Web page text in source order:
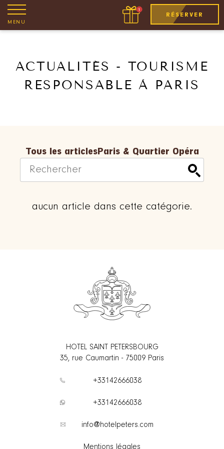
MENU
RÉSERVER
ACTUALITÉS - TOURISME
RESPONSABLE À PARIS
Tous les articlesParis & Quartier Opéra
aucun article dans cette catégorie.
HOTEL SAINT PETERSBOURG
35, rue Caumartin - 75009 Paris
+33142666038
+33142666038
info@hotelpeters.com
Mentions légales